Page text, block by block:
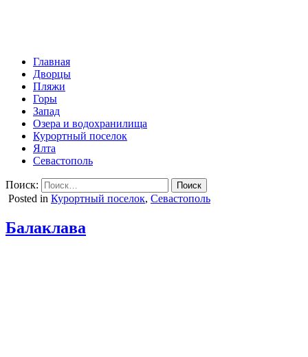
Главная
Дворцы
Пляжи
Горы
Запад
Озера и водохранилища
Курортный поселок
Ялта
Севастополь
Поиск:
Posted in Курортный поселок, Севастополь
Балаклава